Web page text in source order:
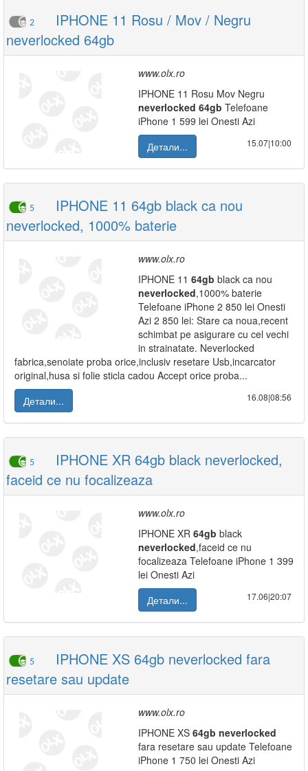
2
IPHONE 11 Rosu / Mov / Negru
neverlocked 64gb
www.olx.ro
IPHONE 11 Rosu Mov Negru
neverlocked 64gb Telefoane
iPhone 1 599 lei Onesti Azi
Детали...
15.07|10:00
5
IPHONE 11 64gb black ca nou
neverlocked, 1000% baterie
www.olx.ro
IPHONE 11 64gb black ca nou
neverlocked,1000% baterie
Telefoane iPhone 2 850 lei Onesti
Azi 2 850 lei: Stare ca noua,recent
schimbat pe asigurare cu cel vechi
in strainatate. Neverlocked
fabrica,senoiate proba orice,inclusiv resetare Usb,incarcator
original,husa si folie sticla cadou Accept orice proba...
Детали...
16.08|08:56
5
IPHONE XR 64gb black neverlocked,
faceid ce nu focalizeaza
www.olx.ro
IPHONE XR 64gb black
neverlocked,faceid ce nu
focalizeaza Telefoane iPhone 1 399
lei Onesti Azi
Детали...
17.06|20:07
5
IPHONE XS 64gb neverlocked fara
resetare sau update
www.olx.ro
IPHONE XS 64gb neverlocked
fara resetare sau update Telefoane
iPhone 1 750 lei Onesti Azi